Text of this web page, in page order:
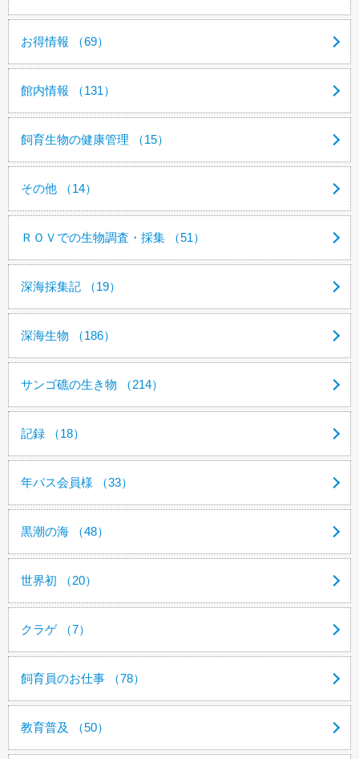
お得情報 （69）
館内情報 （131）
飼育生物の健康管理 （15）
その他 （14）
ＲＯＶでの生物調査・採集 （51）
深海採集記 （19）
深海生物 （186）
サンゴ礁の生き物 （214）
記録 （18）
年パス会員様 （33）
黒潮の海 （48）
世界初 （20）
クラゲ （7）
飼育員のお仕事 （78）
教育普及 （50）